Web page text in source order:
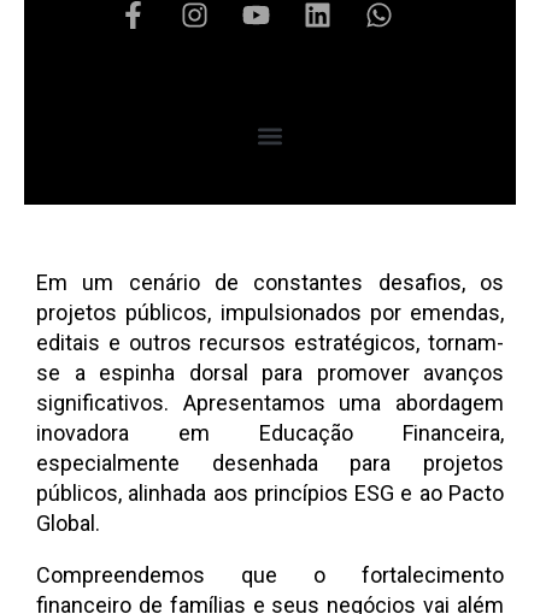
Em um cenário de constantes desafios, os
projetos públicos, impulsionados por emendas,
editais e outros recursos estratégicos, tornam-
se a espinha dorsal para promover avanços
significativos. Apresentamos uma abordagem
inovadora em Educação Financeira,
especialmente desenhada para projetos
públicos, alinhada aos princípios ESG e ao Pacto
Global.
Compreendemos que o fortalecimento
financeiro de famílias e seus negócios vai além